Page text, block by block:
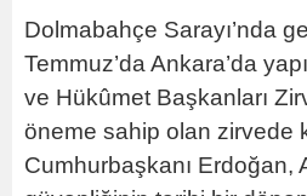
Dolmabahçe Sarayı’nda
Temmuz’da Ankara’da
ve Hükûmet Başkanları
öneme sahip olan zirvede
Cumhurbaşkanı Erdoğan,